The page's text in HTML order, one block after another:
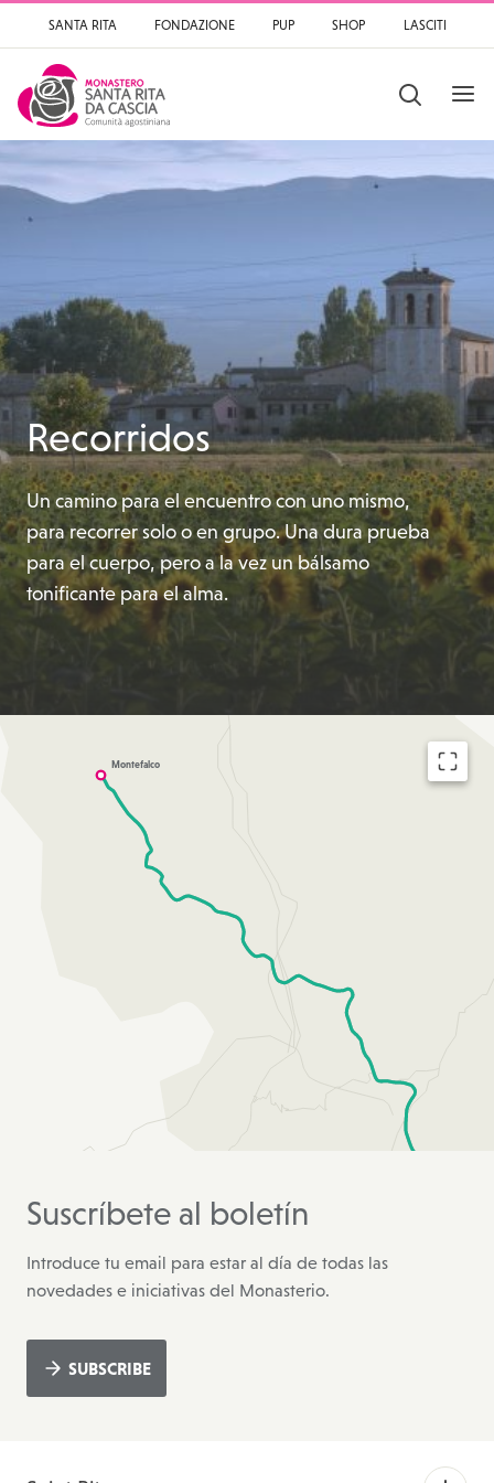
Santa Rita
Santuario di Santa
SANTA RITA FONDAZIONE PUP SHOP LASCITI
SEARCH
Recorridos
Un camino para el encuentro con uno mismo,
para recorrer solo o en grupo. Una dura prueba
para el cuerpo, pero a la vez un bálsamo
tonificante para el alma.
Montefalco
Suscríbete al boletín
Introduce tu email para estar al día de todas las
novedades e iniciativas del Monasterio.
SUBSCRIBE